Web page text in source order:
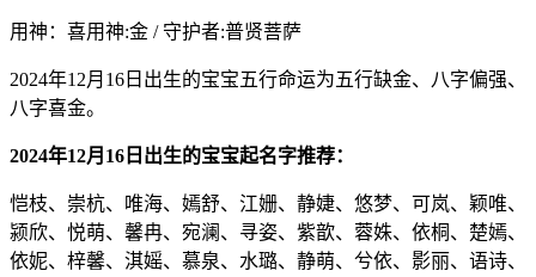
用神：喜用神:金 / 守护者:普贤菩萨
2024年12月16日出生的宝宝五行命运为五行缺金、八字偏强、
八字喜金。
2024年12月16日出生的宝宝起名字推荐：
恺枝、崇杭、唯海、嫣舒、江姗、静婕、悠梦、可岚、颖唯、
颍欣、悦萌、馨冉、宛澜、寻姿、紫歆、蓉姝、依桐、楚嫣、
依妮、梓馨、淇媱、慕泉、水璐、静萌、兮依、影丽、语诗、